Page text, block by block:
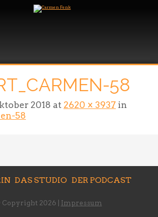
58
2018 at 2620 × 3937 in
58
DAS STUDIO DER PODCAST
2026 | Impressum